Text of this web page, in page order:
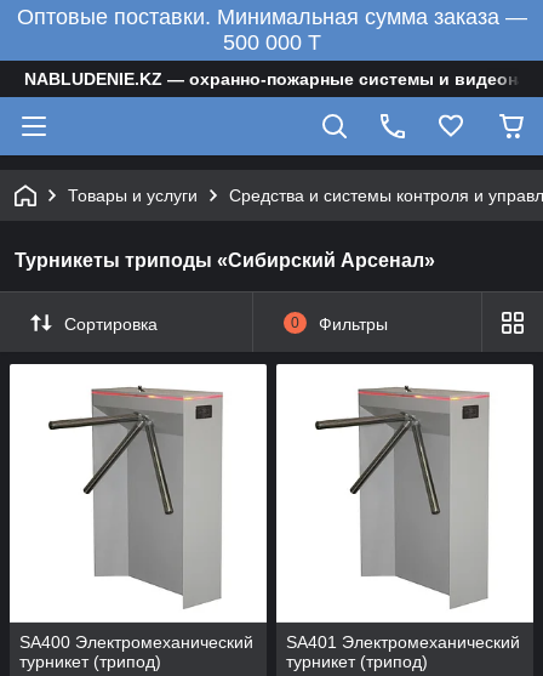
Оптовые поставки. Минимальная сумма заказа —
500 000 T
NABLUDENIE.KZ — охранно-пожарные системы и
Товары и услуги Средства и системы контроля и
Турникеты триподы «Сибирский Арсенал»
Сортировка 0 Фильтры
SA400 Электромеханический
турникет (трипод)
SA401 Электромеханический
турникет (трипод)